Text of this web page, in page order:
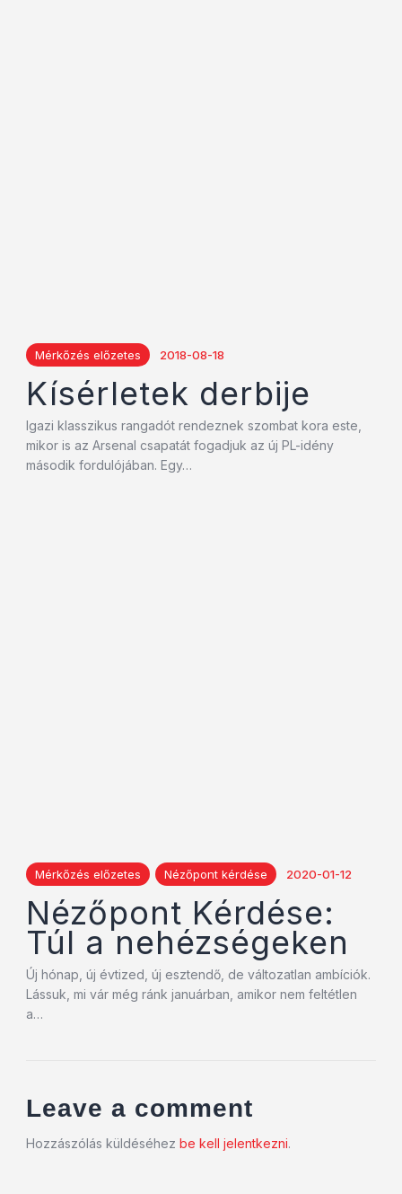
Mérkőzés előzetes 2018-08-18
Kísérletek derbije
Igazi klasszikus rangadót rendeznek szombat kora este,
mikor is az Arsenal csapatát fogadjuk az új PL-idény
második fordulójában. Egy…
Mérkőzés előzetes Nézőpont kérdése 2020-01-12
Nézőpont Kérdése:
Túl a nehézségeken
Új hónap, új évtized, új esztendő, de változatlan ambíciók.
Lássuk, mi vár még ránk januárban, amikor nem feltétlen
a…
Leave a comment
Hozzászólás küldéséhez be kell jelentkezni.